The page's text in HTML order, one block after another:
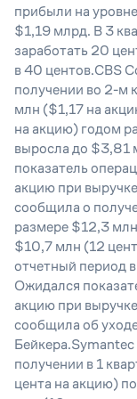
прибыли на
$1,19 млрд. В 3
заработать 20
в 40 центов.CBS
получении во 2-м
млн ($1,17 на
на акцию) годом
выросла до $3,81
показатель
акцию при
сообщила о
размере $12,3
$10,7 млн (12
отчетный период
Ожидался
акцию при
сообщила об
получении в 1
цента на акцию)